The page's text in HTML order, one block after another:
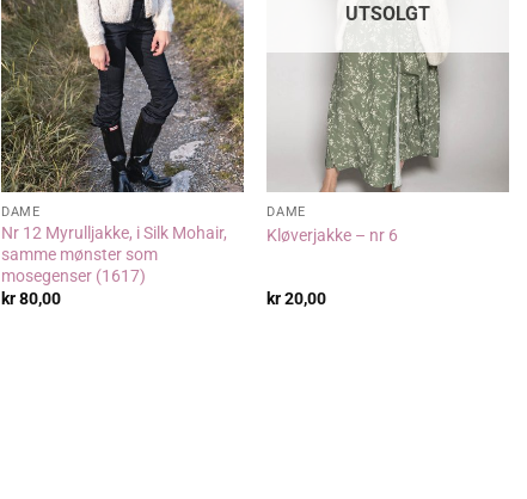
DAME
Nr 12 Myrulljakke, i Silk Mohair,
samme mønster som
mosegenser (1617)
kr80,00
UTSOLGT
DAME
Kløverjakke – nr 6
kr20,00